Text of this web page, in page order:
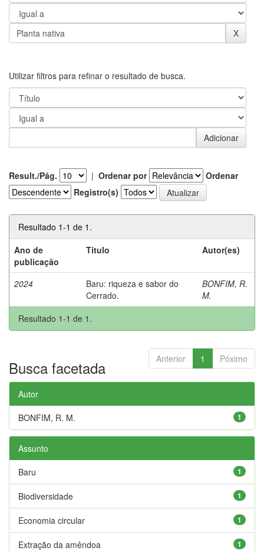
Utilizar filtros para refinar o resultado de busca.
Result./Pág. | Ordenar por
Ordenar
Registro(s)
Resultado 1-1 de 1.
Ano de
publicação
Título Autor(es)
2024
Baru: riqueza e sabor do
Cerrado.
BONFIM, R.
M.
Resultado 1-1 de 1.
Anterior 1 Póximo
Busca facetada
Autor
1
BONFIM, R. M.
Assunto
1
Baru
1
Biodiversidade
1
Economia circular
1
Extração da amêndoa